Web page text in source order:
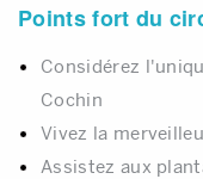
Points fort du
Considérez
Cochin
Vivez la
Assistez aux